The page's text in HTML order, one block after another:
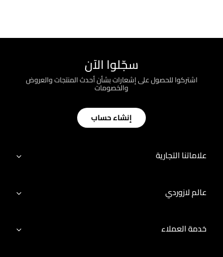
سجّلوا الآن
اشتركوا للحصول على إشعارات بشأن أحدث المنتجات والعروض
والخصومات
إنشاء حساب
علاماتنا التجارية
عالم لازوردي
خدمة العملاء